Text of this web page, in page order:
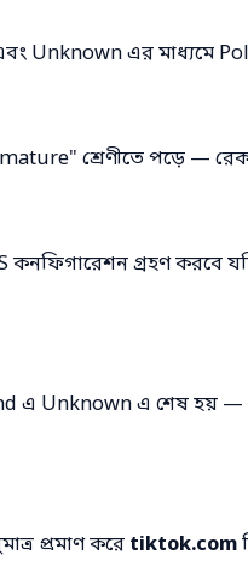
Unknown এর মাধ্যমে
শ্রেণীতে পড়ে —
কনফিগারেশন গ্রহণ করবে
এ Unknown এ শেষ হয়
প্রমাণ করে tiktok.com